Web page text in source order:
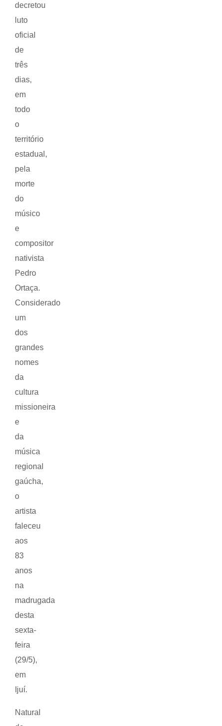
decretou
luto
oficial
de
três
dias,
em
todo
o
território
estadual,
pela
morte
do
músico
e
compositor
nativista
Pedro
Ortaça.
Considerado
um
dos
grandes
nomes
da
cultura
missioneira
e
da
música
regional
gaúcha,
o
artista
faleceu
aos
83
anos
na
madrugada
desta
sexta-
feira
(29/5),
em
Ijuí.
Natural